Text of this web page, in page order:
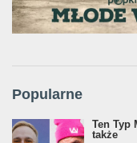
Popularne
Ten Typ
także